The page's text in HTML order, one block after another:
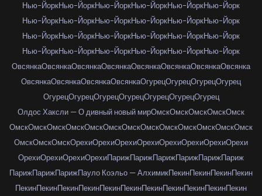
Нью-ЙоркНью-ЙоркНью-ЙоркНью-ЙоркНью-ЙоркНью-Йорк
Нью-ЙоркНью-ЙоркНью-ЙоркНью-ЙоркНью-ЙоркНью-Йорк
Нью-ЙоркНью-ЙоркНью-ЙоркНью-ЙоркНью-ЙоркНью-Йорк
Нью-ЙоркНью-ЙоркНью-ЙоркНью-ЙоркНью-ЙоркНью-Йорк
ОвсянкаОвсянкаОвсянкаОвсянкаОвсянкаОвсянкаОвсянкаОвсянка
ОвсянкаОвсянкаОвсянкаОвсянкаОгурецОгурецОгурецОгурец
ОгурецОгурецОгурецОгурецОгурецОгурецОгурец
Олдос Хаксли — О дивный новый мирОмскОмскОмскОмскОмск
ОмскОмскОмскОмскОмскОмскОмскОмскОмскОмскОмскОмскОмск
ОмскОмскОмскОрехиОрехиОрехиОрехиОрехиОрехиОрехиОрехи
ОрехиОрехиОрехиОрехиПарижПарижПарижПарижПарижПариж
ПарижПарижПарижПауло Коэльо — АлхимикПекинПекинПекинПекин
ПекинПекинПекинПекинПекинПекинПекинПекинПекинПекинПекин